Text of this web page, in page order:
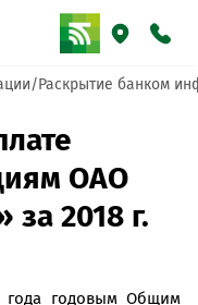
Раскрытие банком
ОАО
2018 г.
года годовым Общим